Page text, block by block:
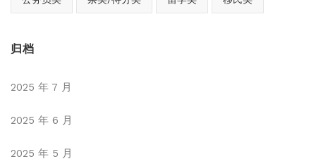
归档
2025 年 7 月
2025 年 6 月
2025 年 5 月